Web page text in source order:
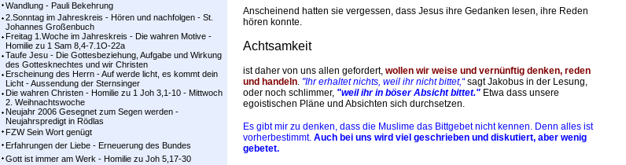
Wandlung - Pauli Bekehrung
2.Sonntag im Jahreskreis - Hören und nachfolgen - St.
Johannes Großenbuch
Freitag 1.Woche im Jahreskreis - Die wahren Motive -
Homilie zu 1 Sam 8,4-7.1O-22a
Taufe Jesu - Die Gottesbeziehung, Aufgabe und Wirkung
des Gottesknechtes und wir Christen
Erscheinung des Herrn - Auf werde licht, es kommt dein
Licht - Aussendung der Sternsinger
Die wahren Christen - Homilie zu 1 Joh 3,1-10 - Mittwoch
2. Weihnachtswoche
Neujahr 2006 Gesegnet zum Segen werden -
Neujahrspredigt in Rödlas
FZW Sein Wort genügt
Erfahrungen der Liebe - Erneuerung des Bundes
Gott ist immer am Werk - Homilie zu Joh 5,17-30
Anscheinend hatten sie vergessen, dass Jesus ihre Gedanken lesen, ihre Reden
hören konnte.
Achtsamkeit
ist daher von uns allen gefordert, wollen wir weise und vernünftig denken, reden
und handeln. "Ihr erhaltet nichts, weil ihr nicht bittet,“sagt Jakobus in der Lesung,
oder noch schlimmer, "weil ihr in böser Absicht bittet." Etwa dass unsere
egoistischen Pläne und Absichten sich durchsetzen.
Es gibt mir zu denken, dass die Muslime das Bittgebet nicht kennen. Denn alles ist
vorherbestimmt. Auch bei uns wird viel geschrieben und diskutiert, aber wenig
gebetet.